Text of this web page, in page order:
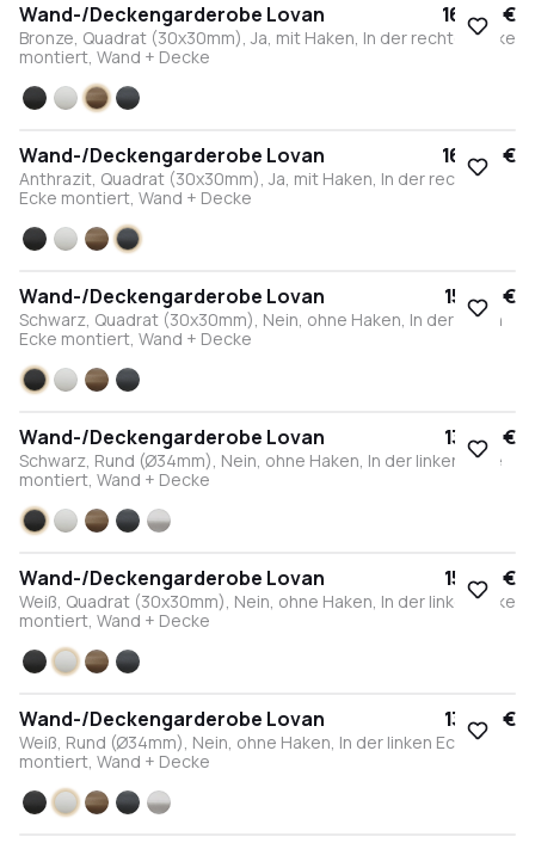
Wand-/Deckengarderobe Lovan
164,00 €
Bronze, Quadrat (30x30mm), Ja, mit Haken, In der rechten Ecke
montiert, Wand + Decke
Schwarz
WeißBronzeAnthrazit
Wand-/Deckengarderobe Lovan
164,00 €
Anthrazit, Quadrat (30x30mm), Ja, mit Haken, In der rechten
Ecke montiert, Wand + Decke
Schwarz
WeißBronzeAnthrazit
Wand-/Deckengarderobe Lovan
155,00 €
Schwarz, Quadrat (30x30mm), Nein, ohne Haken, In der linken
Ecke montiert, Wand + Decke
Schwarz
WeißBronzeAnthrazit
Wand-/Deckengarderobe Lovan
135,00 €
Schwarz, Rund (Ø34mm), Nein, ohne Haken, In der linken Ecke
montiert, Wand + Decke
Schwarz
WeißBronzeAnthrazitEdelstahl
Wand-/Deckengarderobe Lovan
155,00 €
Weiß, Quadrat (30x30mm), Nein, ohne Haken, In der linken Ecke
montiert, Wand + Decke
Schwarz
WeißBronzeAnthrazit
Wand-/Deckengarderobe Lovan
135,00 €
Weiß, Rund (Ø34mm), Nein, ohne Haken, In der linken Ecke
montiert, Wand + Decke
Schwarz
WeißBronzeAnthrazitEdelstahl